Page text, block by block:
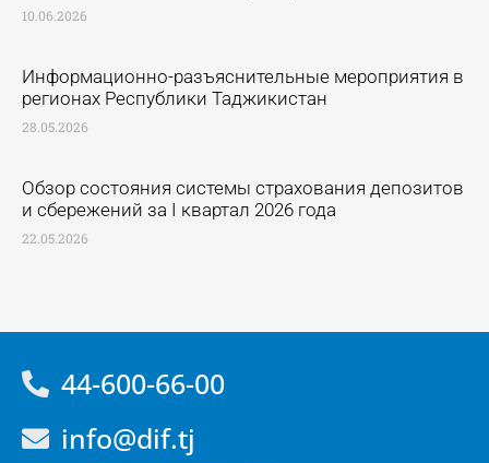
10.06.2026
Информационно-разъяснительные мероприятия в
регионах Республики Таджикистан
28.05.2026
Обзор состояния системы страхования депозитов
и сбережений за I квартал 2026 года
22.05.2026
44-600-66-00
info@dif.tj